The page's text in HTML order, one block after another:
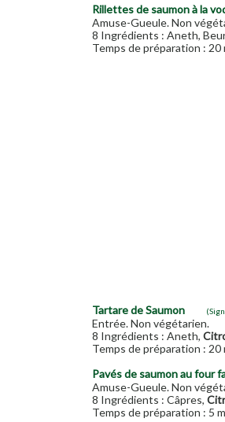
Rillettes de saumon à la
Amuse-Gueule. Non
8 Ingrédients : Aneth,
Temps de préparation :
Tartare de Saumon
Entrée. Non végétarien.
8 Ingrédients : Aneth,
Temps de préparation :
Pavés de saumon au four
Amuse-Gueule. Non
8 Ingrédients : Câpres,
Temps de préparation : 5